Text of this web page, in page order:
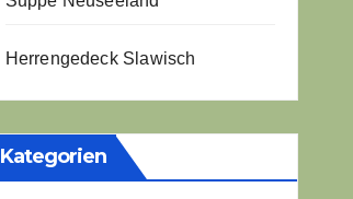
Herrengedeck Slawisch
Kategorien